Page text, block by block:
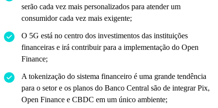
serão cada vez mais personalizados para atender um
consumidor cada vez mais exigente;
O 5G está no centro dos investimentos das instituições
financeiras e irá contribuir para a implementação do Open
Finance;
A tokenização do sistema financeiro é uma grande tendência
para o setor e os planos do Banco Central são de integrar Pix,
Open Finance e CBDC em um único ambiente;